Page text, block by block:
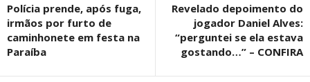
Polícia prende, após fuga,
irmãos por furto de
caminhonete em festa na
Paraíba
Revelado depoimento do
jogador Daniel Alves:
“perguntei se ela estava
gostando…” – CONFIRA